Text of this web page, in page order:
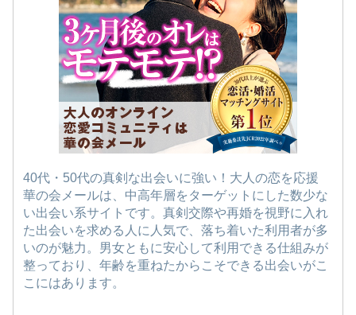
40代・50代の真剣な出会いに強い！大人の恋を応援
華の会メールは、中高年層をターゲットにした数少な
い出会い系サイトです。真剣交際や再婚を視野に入れ
た出会いを求める人に人気で、落ち着いた利用者が多
いのが魅力。男女ともに安心して利用できる仕組みが
整っており、年齢を重ねたからこそできる出会いがこ
こにはあります。